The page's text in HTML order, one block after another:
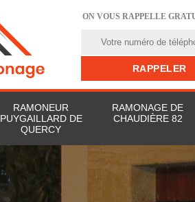
ON VOUS RAPPELLE
RAMONEUR
PUYGAILLARD DE
QUERCY
RAMONAGE DE
CHAUDIÈRE 82